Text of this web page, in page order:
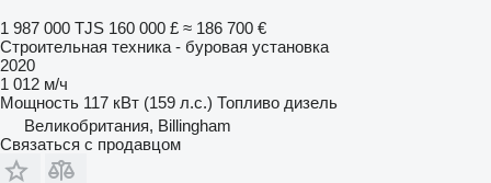
1 987 000 TJS 160 000 £ ≈ 186 700 €
Строительная техника - буровая установка
2020
1 012 м/ч
Мощность 117 кВт (159 л.с.) Топливо дизель
Великобритания, Billingham
Связаться с продавцом